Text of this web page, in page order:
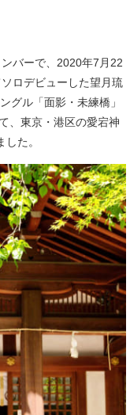
バーで、2020年7月22
ロデビューした望月琉
グル「面影・未練橋」
、東京・港区の愛宕神
た。